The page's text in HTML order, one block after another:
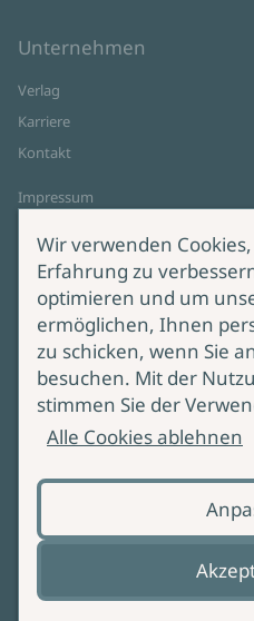
Unternehmen
Verlag
Karriere
Kontakt
Impressum
Cookie-Einstellungen
AGB Online Shop
Service
Lieferung & Versand
Wir verwenden
Erfahrung zu
optimieren und um
ermöglichen, Ihnen
zu schicken, wenn Sie
besuchen. Mit der
stimmen Sie der
Alle Cookies ablehnen